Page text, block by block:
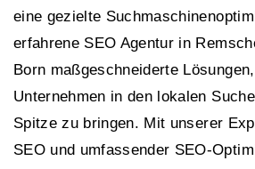
eine gezielte
erfahrene SEO Agentur in
Born maßgeschneiderte
Unternehmen in den lokalen
Spitze zu bringen. Mit unserer
SEO und umfassender SEO-